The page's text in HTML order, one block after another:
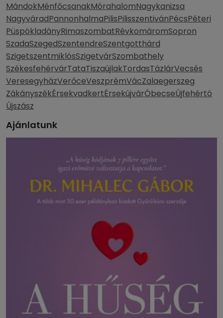
MándokMénfőcsanakMórahalomNagykanizsa
NagyváradPannonhalmaPilisPilisszentivánPécsPéteri
PüspökladányRimaszombatRévkomáromSopron
SzadaSzegedSzentendreSzentgotthárd
SzigetszentmiklósSzigetvárSzombathely
SzékesfehérvárTataTiszaújlakTordasTázlárVecsés
VeresegyházVerőceVeszprémVácZalaegerszeg
ZákányszékÉrsekvadkertÉrsekújvárÓbecseÚjfehértó
Újszász
Ajánlatunk